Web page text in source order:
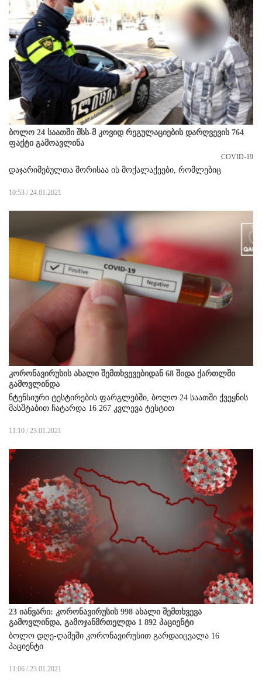
ბოლო 24 საათში შსს-მ კოვიდ რეგულაციების დარღვევის 764
ფაქტი გამოავლინა
COVID-19
დაჯარიმებულთა შორისაა ის მოქალაქეები, რომლებიც
10:53 / 24.01.2021
კორონავირუსის ახალი შემთხვევებიდან 68 შიდა ქართლში
გამოვლინდა
ნტენსიური ტესტირების ფარგლებში, ბოლო 24 საათში ქვეყნის
მასშტაბით ჩატარდა 16 267 კვლევა ტესტით
11:10 / 23.01.2021
23 იანვარი: კორონავირუსის 998 ახალი შემთხვევა
გამოვლინდა, გამოჯანმრთელდა 1 892 პაციენტი
ბოლო დღე-ღამეში კორონავირუსით გარდაიცვალა 16
პაციენტი
11:06 / 23.01.2021